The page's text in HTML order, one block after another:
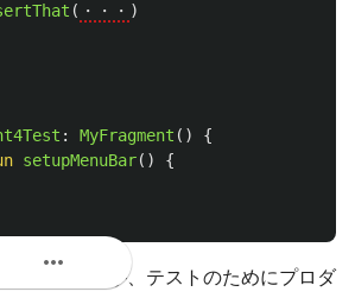
( ・・・ )
: MyFragment ()
{
setupMenuBar()
{
りました。が、テストのためにプロダ
more_horiz